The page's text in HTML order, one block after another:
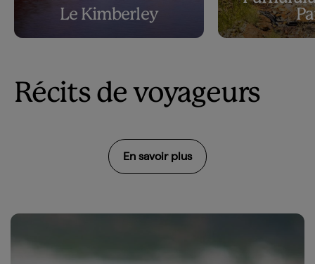
Le Kimberley
Récits de voyageurs
En savoir plus